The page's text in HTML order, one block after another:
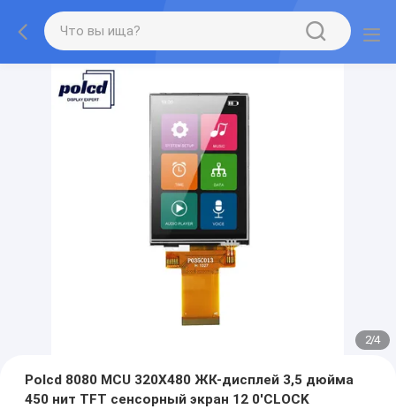
2/4
Polcd 8080 MCU 320X480 ЖК-дисплей 3,5 дюйма
450 нит TFT сенсорный экран 12 0'CLOCK